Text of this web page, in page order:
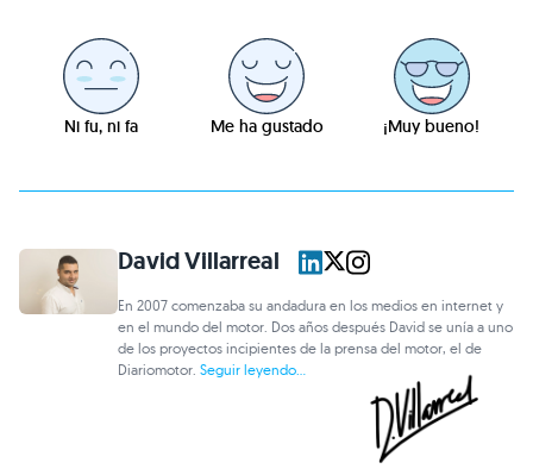
Ni fu, ni fa Me ha gustado ¡Muy bueno!
David Villarreal
En 2007 comenzaba su andadura en los medios en internet y
en el mundo del motor. Dos años después David se unía a uno
de los proyectos incipientes de la prensa del motor, el de
Diariomotor.Seguir leyendo...